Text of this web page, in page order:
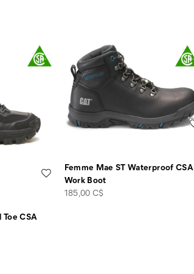
CSA
Liste de souhaits
Femme Mae ST Waterproof CSA
Work Boot
price
185,00 C$